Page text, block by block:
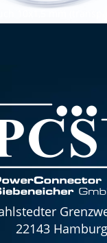
22143 Hamburg